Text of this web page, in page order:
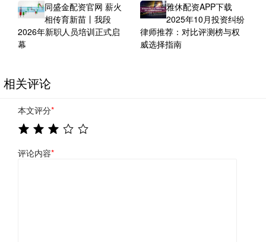
同盛金配资官网 薪火
相传育新苗丨我段
2026年新职人员培训正式启
幕
雅休配资APP下载
2025年10月投资纠纷
律师推荐：对比评测榜与权
威选择指南
相关评论
本文评分*
评论内容*